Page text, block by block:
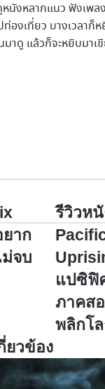
นังหลากแนว ฟังเพล
ท่องเที่ยว บางเวลา
าดู แล้วก็จะหยิบมาเ
าก
จบ
รีวิว
หนัง
Pacific
Rim
Uprising
แปซิฟิค
ริม
สอง
ปฏิวัติ
รีวิวห
แปซิฟิ
ภาคส
พลิกโ
ยวข้อง